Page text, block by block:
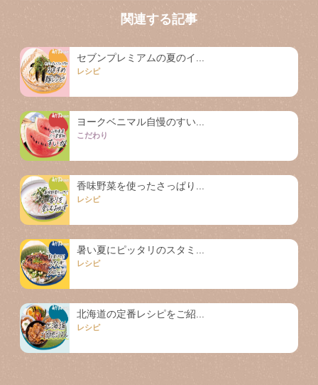
関連する記事
セブンプレミアムの夏のイ...
レシピ
ヨークベニマル自慢のすい...
こだわり
香味野菜を使ったさっぱり...
レシピ
暑い夏にピッタリのスタミ...
レシピ
北海道の定番レシピをご紹...
レシピ